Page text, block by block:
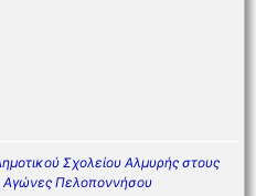
Σχολείου Αλμυρής στους
Αγώνες Πελοποννήσου